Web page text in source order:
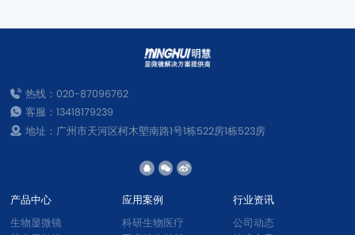
热线：020-87096762
客服：13418179239
地址：广州市天河区柯木塱南路1号1栋522房1栋523房
产品中心
生物显微镜
应用案例
科研生物医疗
行业资讯
公司动态